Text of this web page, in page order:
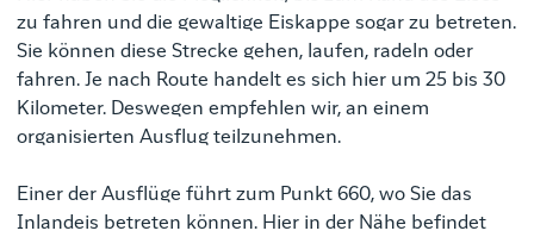
zu fahren und die gewaltige Eiskappe sogar zu betreten.
Sie können diese Strecke gehen, laufen, radeln oder
fahren. Je nach Route handelt es sich hier um 25 bis 30
Kilometer. Deswegen empfehlen wir, an einem
organisierten Ausflug teilzunehmen.
Einer der Ausflüge führt zum Punkt 660, wo Sie das
Inlandeis betreten können. Hier in der Nähe befindet